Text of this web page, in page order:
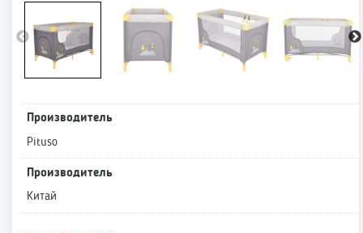
Производитель
Pituso
Производитель
Китай